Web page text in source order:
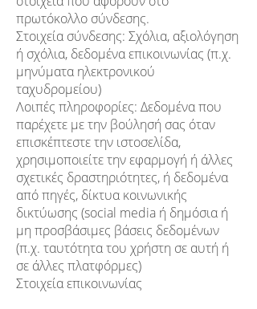
πρωτόκολλο σύνδεσης.​
Στοιχεία σύνδεσης: Σχόλια, αξιολόγηση
ή σχόλια, δεδομένα επικοινωνίας (π.χ.
μηνύματα ηλεκτρονικού
ταχυδρομείου)
Λοιπές πληροφορίες: Δεδομένα που
παρέχετε με την βούλησή σας όταν
επισκέπτεστε την ιστοσελίδα,
χρησιμοποιείτε την εφαρμογή ή άλλες
σχετικές δραστηριότητες, ή δεδομένα
από πηγές, δίκτυα κοινωνικής
δικτύωσης (social media ή δημόσια ή
μη προσβάσιμες βάσεις δεδομένων
(π.χ. ταυτότητα του χρήστη σε αυτή ή
σε άλλες πλατφόρμες)
Στοιχεία επικοινωνίας